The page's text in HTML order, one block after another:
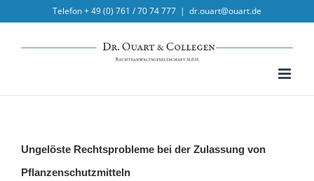
to
content
Telefon + 49 (0) 761 / 70 74 777 | dr.ouart@ouart.de
Ungelöste Rechtsprobleme bei der Zulassung von
Pflanzenschutzmitteln